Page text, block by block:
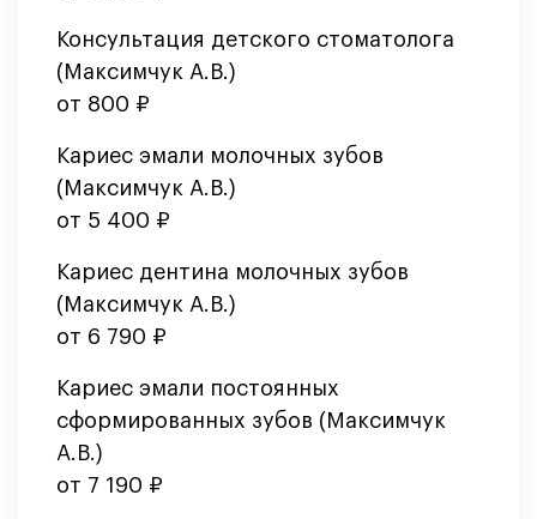
Консультация детского стоматолога
(Максимчук А.В.)
от 800 ₽
Кариес эмали молочных зубов
(Максимчук А.В.)
от 5 400 ₽
Кариес дентина молочных зубов
(Максимчук А.В.)
от 6 790 ₽
Кариес эмали постоянных
сформированных зубов (Максимчук
А.В.)
от 7 190 ₽